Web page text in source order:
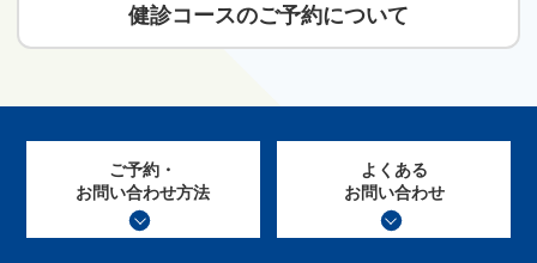
健診コースのご予約について
ご予約・
お問い合わせ方法
よくある
お問い合わせ